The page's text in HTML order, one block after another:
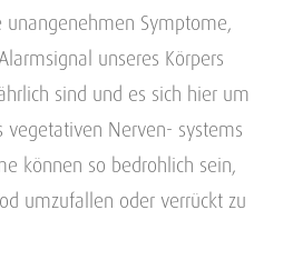
unangenehmen Symptome,
unseres Körpers
sind und es sich hier um
vegetativen Nerven- systems
können so bedrohlich sein,
umzufallen oder verrückt zu